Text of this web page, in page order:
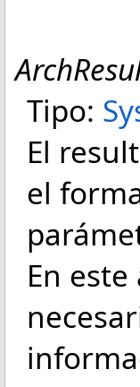
Tipo:
El
el
En